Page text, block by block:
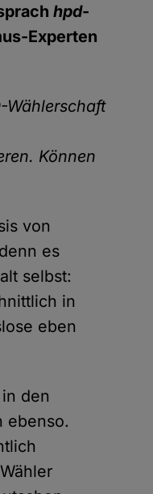
hpd-
Experten
Wählerschaft
Können
von
es
selbst:
in
eben
den
ebenso.